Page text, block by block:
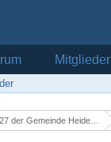
Mitglieder
der Gemeinde Heidenrod